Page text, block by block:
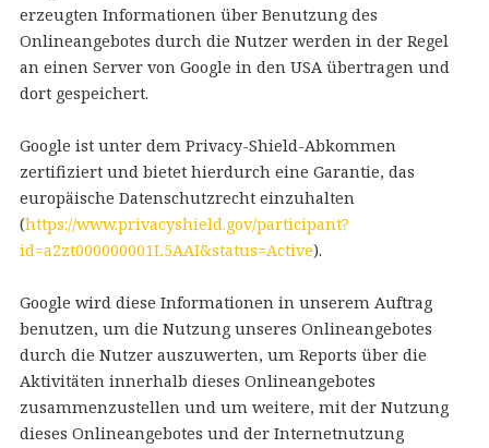
erzeugten Informationen über Benutzung des
Onlineangebotes durch die Nutzer werden in der Regel
an einen Server von Google in den USA übertragen und
dort gespeichert.
Google ist unter dem Privacy-Shield-Abkommen
zertifiziert und bietet hierdurch eine Garantie, das
europäische Datenschutzrecht einzuhalten
(https://www.privacyshield.gov/participant?
id=a2zt000000001L5AAI&status=Active).
Google wird diese Informationen in unserem Auftrag
benutzen, um die Nutzung unseres Onlineangebotes
durch die Nutzer auszuwerten, um Reports über die
Aktivitäten innerhalb dieses Onlineangebotes
zusammenzustellen und um weitere, mit der Nutzung
dieses Onlineangebotes und der Internetnutzung